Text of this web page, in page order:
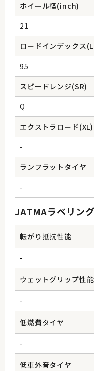
ホイール径(inch)
21
ロードインデックス
95
スピードレンジ(SR)
Q
エクストラロード(XL)
-
ランフラットタイヤ
-
JATMAラベリング
転がり抵抗性能
-
ウェットグリップ性能
-
低燃費タイヤ
-
低車外音タイヤ